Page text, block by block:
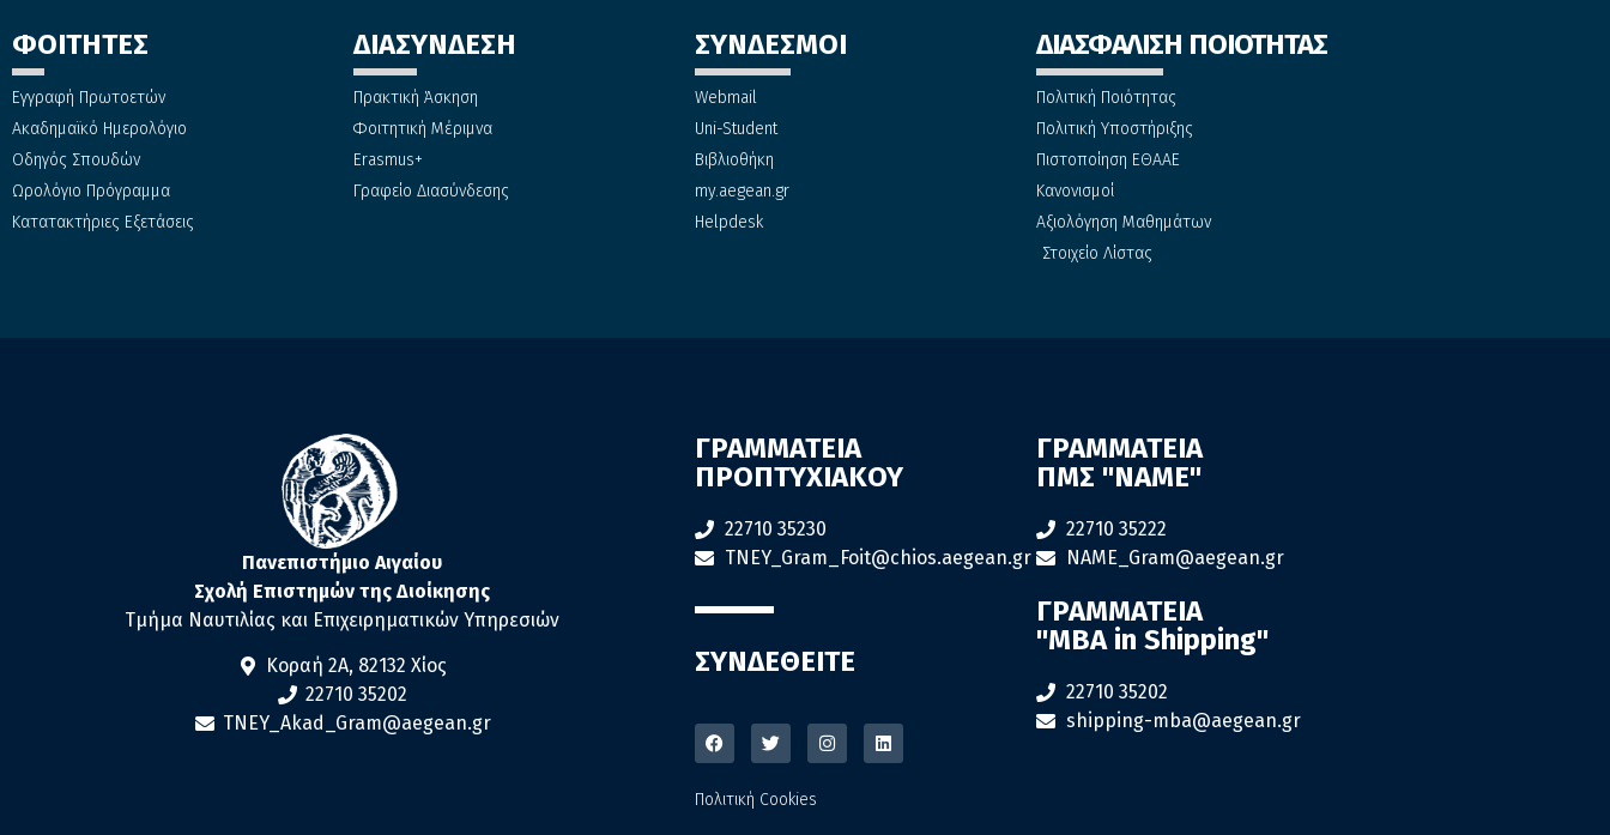
ΦΟΙΤΗΤΕΣ
Εγγραφή Πρωτοετών
Ακαδημαϊκό Ημερολόγιο
Οδηγός Σπουδών
Ωρολόγιο Πρόγραμμα
Κατατακτήριες Εξετάσεις
ΔΙΑΣΥΝΔΕΣΗ
Πρακτική Άσκηση
Φοιτητική Μέριμνα
Erasmus+
Γραφείο Διασύνδεσης
ΣΥΝΔΕΣΜΟΙ
Webmail
Uni-Student
Βιβλιοθήκη
my.aegean.gr
Helpdesk
ΔΙΑΣΦΑΛΙΣΗ ΠΟΙΟΤΗΤΑΣ
Πολιτική Ποιότητας
Πολιτική Υποστήριξης
Πιστοποίηση ΕΘΑΑΕ
Κανονισμοί
Αξιολόγηση Μαθημάτων
Στοιχείο Λίστας
Πανεπιστήμιο Αιγαίου
Σχολή Επιστημών της Διοίκησης
Τμήμα Ναυτιλίας και Επιχειρηματικών Υπηρεσιών
Κοραή 2Α, 82132 Χίος
22710 35202
TNEY_Akad_Gram@aegean.gr
ΓΡΑΜΜΑΤΕΙΑ
ΠΡΟΠΤΥΧΙΑΚΟΥ
22710 35230
TNEY_Gram_Foit@chios.aegean.gr
ΣΥΝΔΕΘΕΙΤΕ
Πολιτική Cookies
ΓΡΑΜΜΑΤΕΙΑ
ΠΜΣ "ΝΑΜΕ"
22710 35222
NAME_Gram@aegean.gr
ΓΡΑΜΜΑΤΕΙΑ
"MBA in Shipping"
22710 35202
shipping-mba@aegean.gr